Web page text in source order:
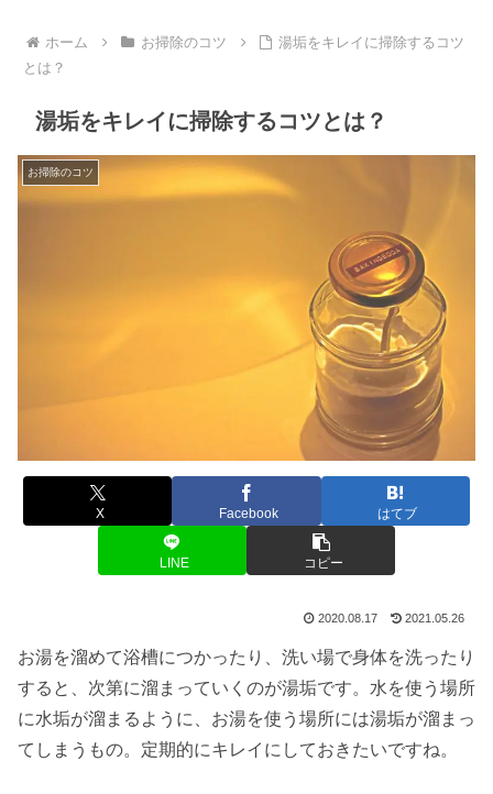
ホーム お掃除のコツ
湯垢をキレイに掃除するコツ
とは？
湯垢をキレイに掃除するコツとは？
お掃除のコツ
X Facebook はてブ
LINE コピー
2020.08.17 2021.05.26
お湯を溜めて浴槽につかったり、洗い場で身体を洗ったり
すると、次第に溜まっていくのが湯垢です。水を使う場所
に水垢が溜まるように、お湯を使う場所には湯垢が溜まっ
てしまうもの。定期的にキレイにしておきたいですね。